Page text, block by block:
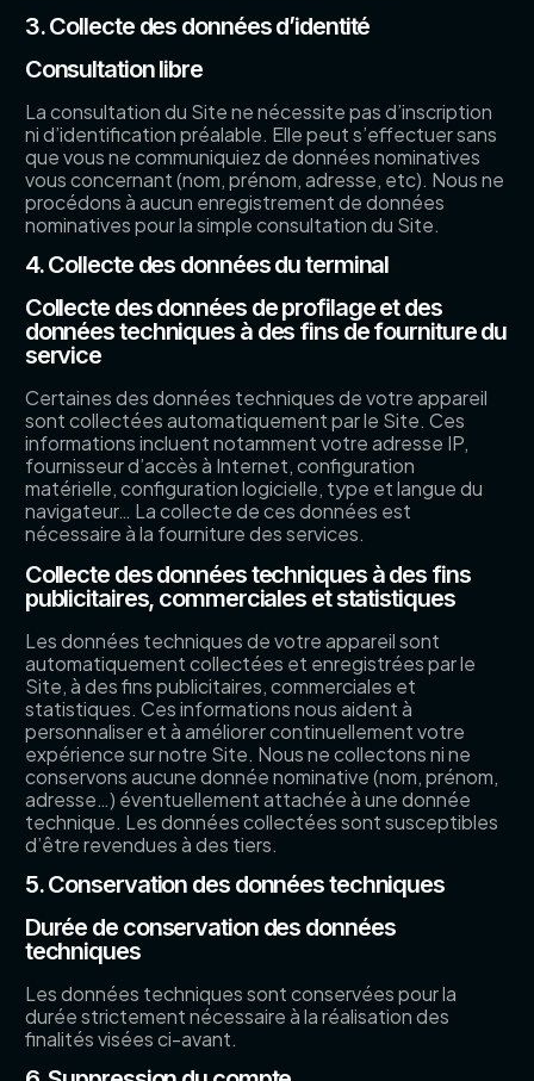
3. Collecte des données d’identité
Consultation libre
La consultation du Site ne nécessite pas d’inscription
ni d’identification préalable. Elle peut s’effectuer sans
que vous ne communiquiez de données nominatives
vous concernant (nom, prénom, adresse, etc). Nous ne
procédons à aucun enregistrement de données
nominatives pour la simple consultation du Site.
4. Collecte des données du terminal
Collecte des données de profilage et des
données techniques à des fins de fourniture du
service
Certaines des données techniques de votre appareil
sont collectées automatiquement par le Site. Ces
informations incluent notamment votre adresse IP,
fournisseur d’accès à Internet, configuration
matérielle, configuration logicielle, type et langue du
navigateur… La collecte de ces données est
nécessaire à la fourniture des services.
Collecte des données techniques à des fins
publicitaires, commerciales et statistiques
Les données techniques de votre appareil sont
automatiquement collectées et enregistrées par le
Site, à des fins publicitaires, commerciales et
statistiques. Ces informations nous aident à
personnaliser et à améliorer continuellement votre
expérience sur notre Site. Nous ne collectons ni ne
conservons aucune donnée nominative (nom, prénom,
adresse…) éventuellement attachée à une donnée
technique. Les données collectées sont susceptibles
d’être revendues à des tiers.
5. Conservation des données techniques
Durée de conservation des données
techniques
Les données techniques sont conservées pour la
durée strictement nécessaire à la réalisation des
finalités visées ci-avant.